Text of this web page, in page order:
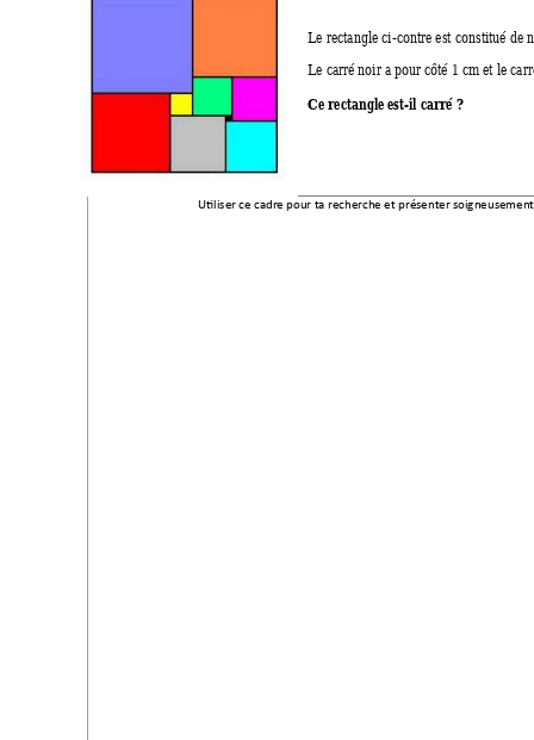
Le rectangle ci-contre est constitué de
Le carré noir a pour côté 1 cm et le
Ce rectangle est-il carré ?
Utiliser ce cadre pour ta recherche et présenter